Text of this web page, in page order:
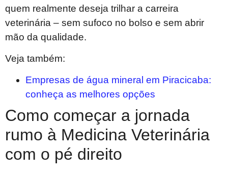
quem realmente deseja trilhar a carreira
veterinária – sem sufoco no bolso e sem abrir
mão da qualidade.
Veja também:
Empresas de água mineral em Piracicaba:
conheça as melhores opções
Como começar a jornada
rumo à Medicina Veterinária
com o pé direito